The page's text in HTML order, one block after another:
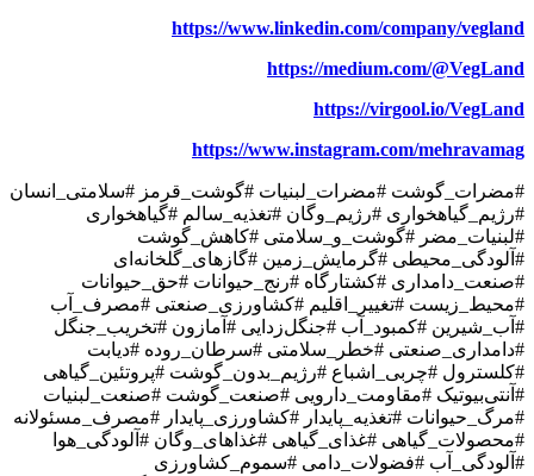
https://www.linkedin.com/company/vegland
https://medium.com/@VegLand
https://virgool.io/VegLand
https://www.instagram.com/mehravamag
#مضرات_گوشت #مضرات_لبنیات #گوشت_قرمز #سلامتی_انسان
#رژیم_گیاهخواری #رژیم_وگان #تغذیه_سالم #گیاهخواری
#لبنیات_مضر #گوشت_و_سلامتی #کاهش_گوشت
#آلودگی_محیطی #گرمایش_زمین #گازهای_گلخانه‌ای
#صنعت_دامداری #کشتارگاه #رنج_حیوانات #حق_حیوانات
#محیط_زیست #تغییر_اقلیم #کشاورزی_صنعتی #مصرف_آب
#آب_شیرین #کمبود_آب #جنگل‌زدایی #آمازون #تخریب_جنگل
#دامداری_صنعتی #خطر_سلامتی #سرطان_روده #دیابت
#کلسترول #چربی_اشباع #رژیم_بدون_گوشت #پروتئین_گیاهی
#آنتی‌بیوتیک #مقاومت_دارویی #صنعت_گوشت #صنعت_لبنیات
#مرگ_حیوانات #تغذیه_پایدار #کشاورزی_پایدار #مصرف_مسئولانه
#محصولات_گیاهی #غذای_گیاهی #غذاهای_وگان #آلودگی_هوا
#آلودگی_آب #فضولات_دامی #سموم_کشاورزی